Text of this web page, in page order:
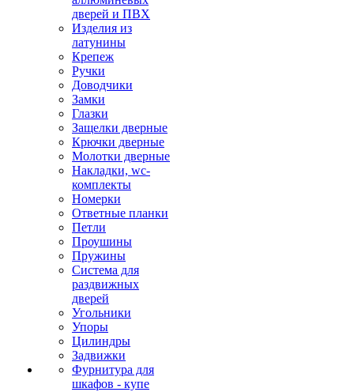
дверей и ПВХ
Изделия из
латунины
Крепеж
Ручки
Доводчики
Замки
Глазки
Защелки дверные
Крючки дверные
Молотки дверные
Накладки, wc-
комплекты
Номерки
Ответные планки
Петли
Проушины
Пружины
Система для
раздвижных
дверей
Угольники
Упоры
Цилиндры
Задвижки
Фурнитура для
шкафов - купе